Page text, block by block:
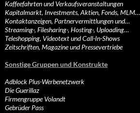
Kaffeefahrten und Verkaufsveranstaltungen
Kapitalmarkt, Investments, Aktien, Fonds, MLM…
Kontaktanzeigen, Partnervermittlungen und…
Streaming-, Filesharing-, Hosting-, Uploading…
Teleshopping, Videotext und Call-In-Shows
Zeitschriften, Magazine und Pressevertriebe
Sonstige Gruppen und Konstrukte
Adblock Plus-Werbenetzwerk
Die Guerillaz
Firmengruppe Volandt
Gebrüder Pass